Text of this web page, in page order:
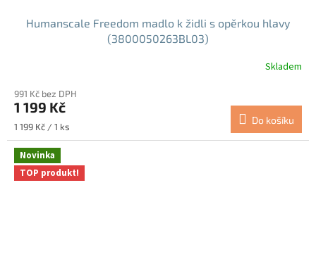
Humanscale Freedom madlo k židli s opěrkou hlavy
(3800050263BL03)
Skladem
991 Kč bez DPH
1 199 Kč
Měrná
cena:
1 199 Kč / 1 ks
Do košíku
Novinka
TOP produkt!